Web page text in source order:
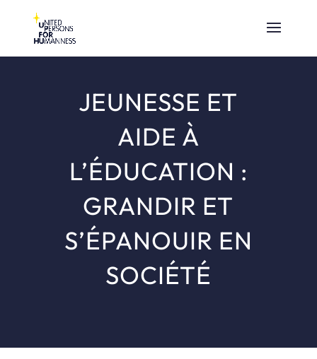
JEUNESSE ET
AIDE À
L’ÉDUCATION :
GRANDIR ET
S’ÉPANOUIR EN
SOCIÉTÉ